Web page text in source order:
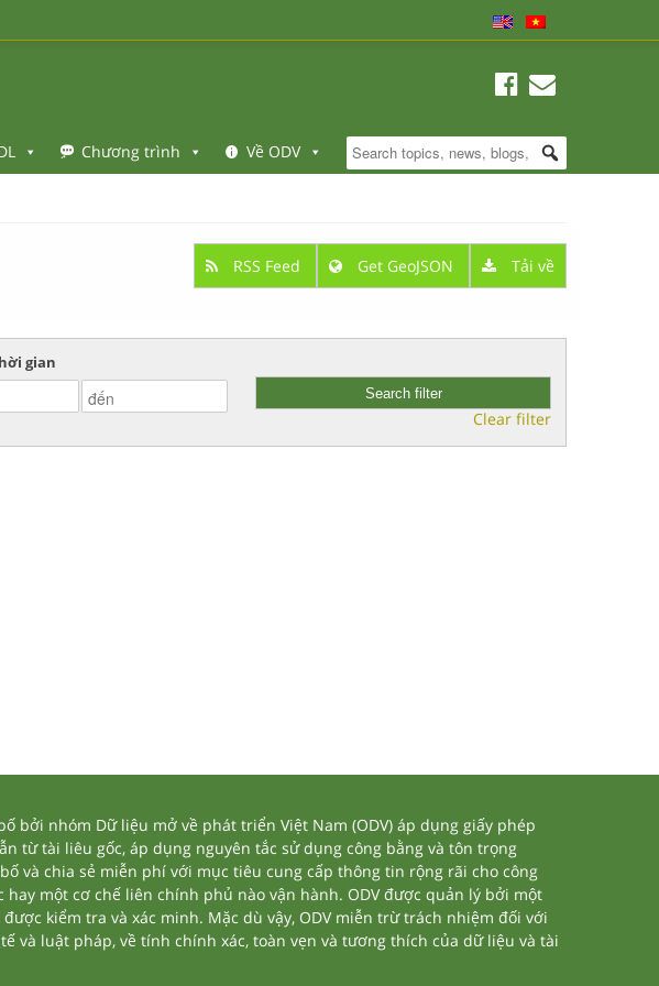
Chương trình Về ODV
RSS Feed Get GeoJSON Tải về
gian
Clear filter
bởi nhóm Dữ liệu mở về phát triển Việt Nam (ODV) áp dụng giấy phép
từ tài liêu gốc, áp dụng nguyên tắc sử dụng công bằng và tôn trọng
và chia sẻ miễn phí với mục tiêu cung cấp thông tin rộng rãi cho công
một cơ chế liên chính phủ nào vận hành. ODV được quản lý bởi một
kiểm tra và xác minh. Mặc dù vậy, ODV miễn trừ trách nhiệm đối với
và luật pháp, về tính chính xác, toàn vẹn và tương thích của dữ liệu và tài